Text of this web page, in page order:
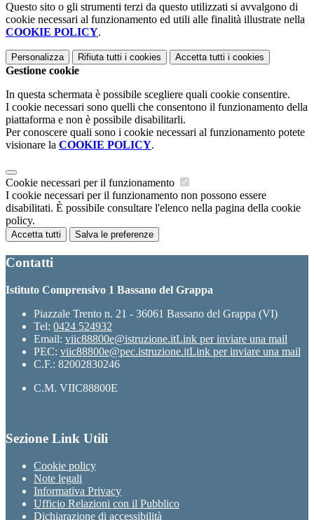
Questo sito o gli strumenti terzi da questo utilizzati si avvalgono di
cookie necessari al funzionamento ed utili alle finalità illustrate nella
COOKIE POLICY.
Personalizza Rifiuta tutti i cookies Accetta tutti i cookies
Gestione cookie
In questa schermata è possibile scegliere quali cookie consentire.
I cookie necessari sono quelli che consentono il funzionamento della
piattaforma e non è possibile disabilitarli.
Per conoscere quali sono i cookie necessari al funzionamento potete
visionare la COOKIE POLICY.
Cookie necessari per il funzionamento
I cookie necessari per il funzionamento non possono essere
disabilitati. È possibile consultare l'elenco nella pagina della cookie
policy.
Accetta tutti Salva le preferenze
Contatti
Istituto Comprensivo 1 Bassano del Grappa
Piazzale Trento n. 21 - 36061 Bassano del Grappa (VI)
Tel: 0424 524932
Email: viic88800e@istruzione.itLink per inviare una mail
PEC: viic88800e@pec.istruzione.itLink per inviare una mail
C.F.: 82002830246
C.M. VIIC88800E
Sezione Link Utili
Cookie policy
Note legali
Informativa Privacy
Ufficio Relazioni con il Pubblico
Dichiarazione di accessibilità